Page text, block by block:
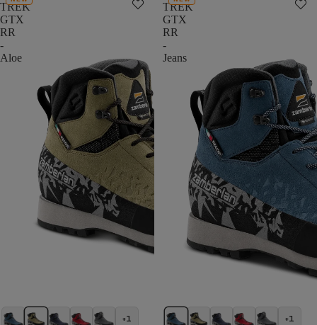
TREK
GTX
RR
-
Aloe
+1
TREK
GTX
RR
-
Jeans
+1